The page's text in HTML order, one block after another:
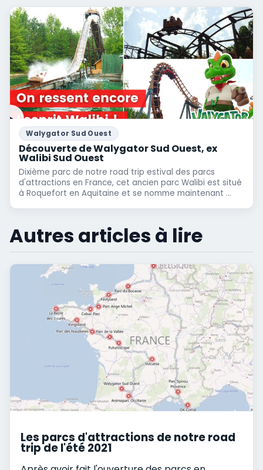
Walygator Sud Ouest
Découverte de Walygator Sud Ouest, ex
Walibi Sud Ouest
Dixième parc de notre road trip estival des parcs
d'attractions en France, cet ancien parc Walibi est situé
à Roquefort en Aquitaine et se nomme maintenant ...
Autres articles à lire
Les parcs d'attractions de notre road
trip de l'été 2021